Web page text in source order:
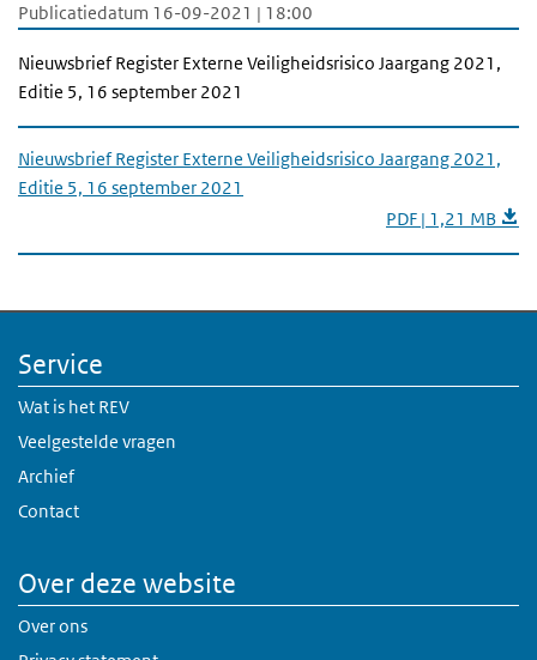
Publicatiedatum 16-09-2021 | 18:00
Nieuwsbrief Register Externe Veiligheidsrisico Jaargang 2021,
Editie 5, 16 september 2021
Nieuwsbrief Register Externe Veiligheidsrisico Jaargang 2021,
Editie 5, 16 september 2021
PDF | 1,21 MB
Service
Wat is het REV
Veelgestelde vragen
Archief
Contact
Over deze website
Over ons